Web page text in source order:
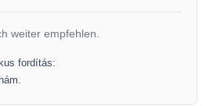
weiter empfehlen.
fordítás: